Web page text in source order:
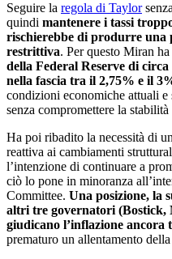
Seguire la regola di Taylor
quindi mantenere i tassi
rischierebbe di produrre una
restrittiva. Per questo Miran ha
della Federal Reserve di
nella fascia tra il 2,75% e il
condizioni economiche attuali e
senza compromettere la
Ha poi ribadito la necessità di
reattiva ai cambiamenti
l’intenzione di continuare a
ciò lo pone in minoranza
Committee. Una posizione, la
altri tre governatori (Bostick,
giudicano l’inflazione ancora
prematuro un allentamento